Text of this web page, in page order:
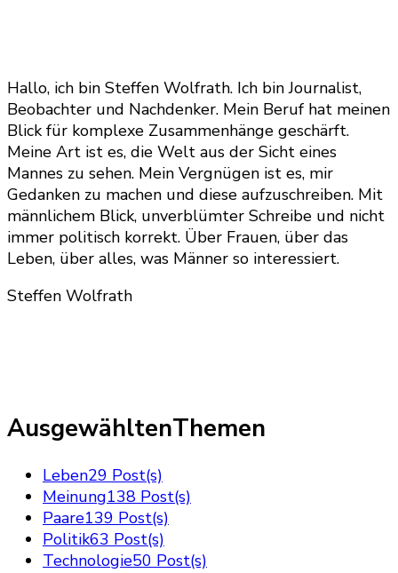
Hallo, ich bin Steffen Wolfrath. Ich bin Journalist,
Beobachter und Nachdenker. Mein Beruf hat meinen
Blick für komplexe Zusammenhänge geschärft.
Meine Art ist es, die Welt aus der Sicht eines
Mannes zu sehen. Mein Vergnügen ist es, mir
Gedanken zu machen und diese aufzuschreiben. Mit
männlichem Blick, unverblümter Schreibe und nicht
immer politisch korrekt. Über Frauen, über das
Leben, über alles, was Männer so interessiert.
Steffen Wolfrath
AusgewähltenThemen
Leben29 Post(s)
Meinung138 Post(s)
Paare139 Post(s)
Politik63 Post(s)
Technologie50 Post(s)